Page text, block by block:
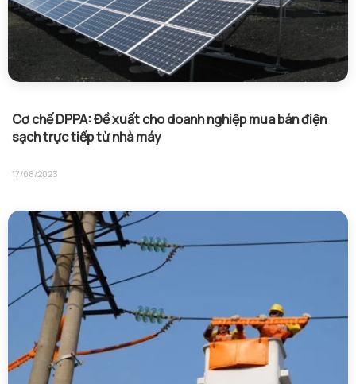
Cơ chế DPPA: Đề xuất cho doanh nghiệp mua bán điện
sạch trực tiếp từ nhà máy
17/08/2023